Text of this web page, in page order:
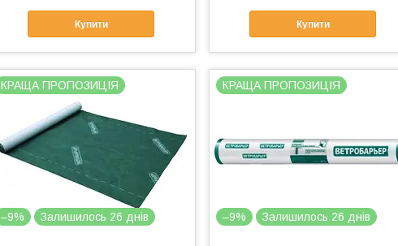
Купити Купити
КРАЩА ПРОПОЗИЦІЯ
–9% Залишилось 26 днів
КРАЩА ПРОПОЗИЦІЯ
–9% Залишилось 26 днів